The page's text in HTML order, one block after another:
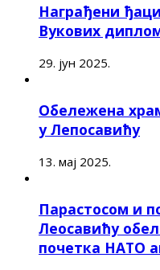
Награђени
Вукових
29. јун 2025.
Обележена
у Лепосавићу
13. мај 2025.
Парастосом и
Леосавићу
почетка НАТО